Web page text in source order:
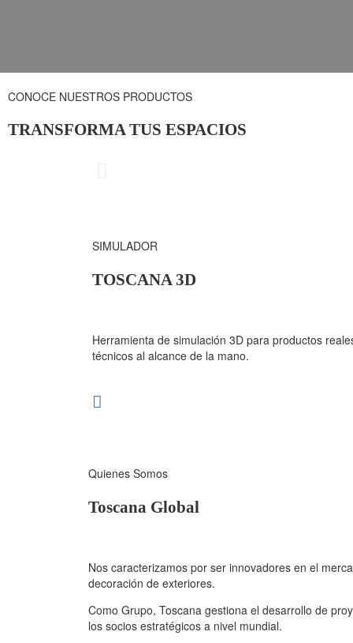
CONOCE NUESTROS PRODUCTOS
TRANSFORMA TUS ESPACIOS
SIMULADOR
TOSCANA 3D
Herramienta de simulación 3D para productos
técnicos al alcance de la mano.
Quienes Somos
Toscana Global
Nos caracterizamos por ser innovadores en el
decoración de exteriores.
Como Grupo, Toscana gestiona el desarrollo de
los socios estratégicos a nivel mundial.